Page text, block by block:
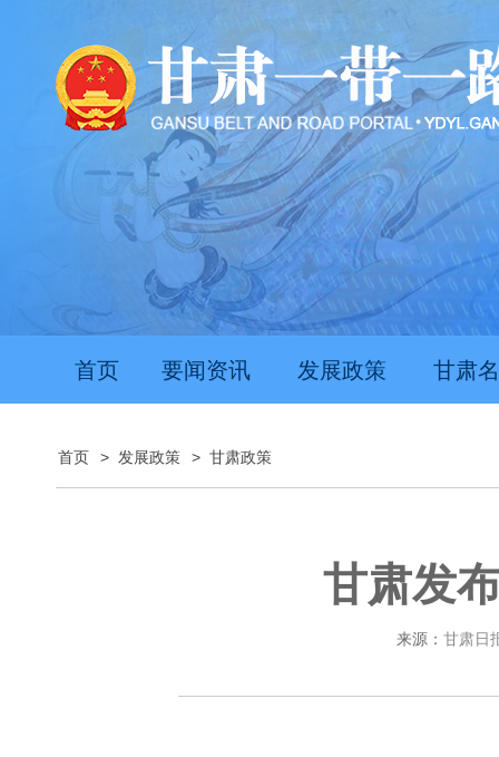
首页 要闻资讯 发展政策 甘肃
首页 > 发展政策 > 甘肃政策
甘肃发
来源： 甘肃日